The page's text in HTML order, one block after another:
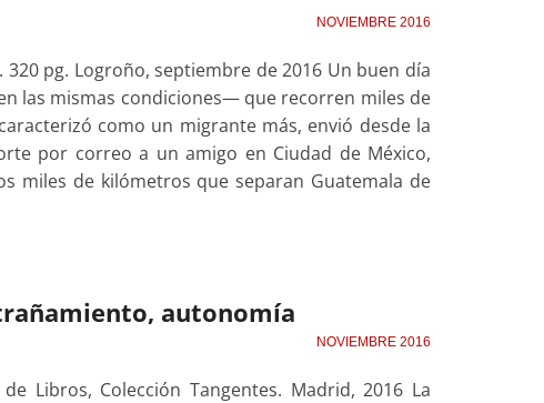
NOVIEMBRE 2016
pg. Logroño, septiembre de 2016 Un buen día
las mismas condiciones— que recorren miles de
como un migrante más, envió desde la
por correo a un amigo en Ciudad de México,
miles de kilómetros que separan Guatemala de
autonomía
NOVIEMBRE 2016
Libros, Colección Tangentes. Madrid, 2016 La